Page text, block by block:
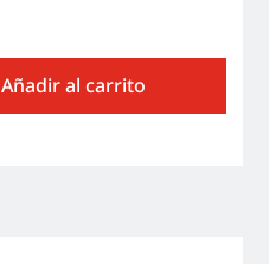
Añadir al carrito